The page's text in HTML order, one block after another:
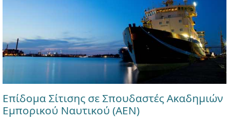
Επίδομα Σίτισης σε Σπουδαστές Ακαδημιών
Εμπορικού Ναυτικού (ΑΕΝ)